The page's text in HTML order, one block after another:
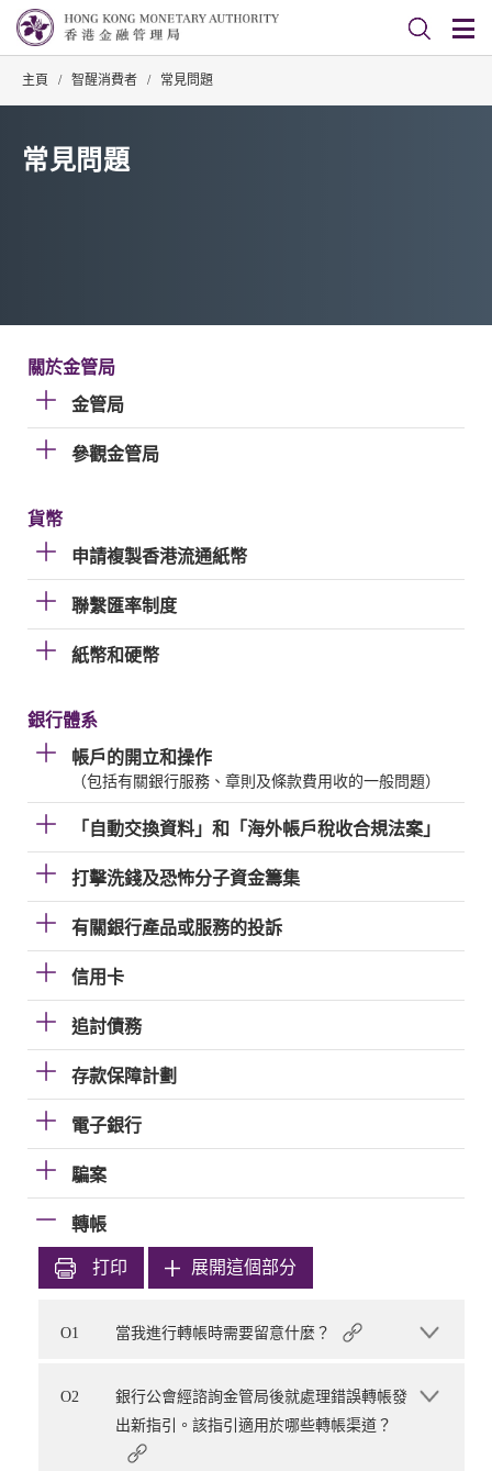
主頁 / 智醒消費者 / 常見問題
常見問題
關於金管局
金管局
參觀金管局
貨幣
申請複製香港流通紙幣
聯繫匯率制度
紙幣和硬幣
銀行體系
帳戶的開立和操作
（包括有關銀行服務、章則及條款費用收的一般問題）
「自動交換資料」和「海外帳戶稅收合規法案」
打擊洗錢及恐怖分子資金籌集
有關銀行產品或服務的投訴
信用卡
追討債務
存款保障計劃
電子銀行
騙案
轉帳
打印 展開這個部分
O1 當我進行轉帳時需要留意什麼？
O2
銀行公會經諮詢金管局後就處理錯誤轉帳發
出新指引。該指引適用於哪些轉帳渠道？